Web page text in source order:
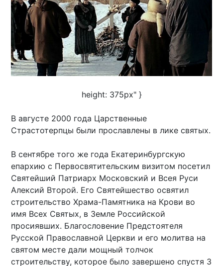
height: 375px" }
В августе 2000 года Царственные
Страстотерпцы были прославлены в лике святых.
В сентябре того же года Екатеринбургскую
епархию с Первосвятительским визитом посетил
Святейший Патриарх Московский и Всея Руси
Алексий Второй. Его Святейшество освятил
строительство Храма-Памятника на Крови во
имя Всех Святых, в Земле Российской
просиявших. Благословение Предстоятеля
Русской Православной Церкви и его молитва на
святом месте дали мощный толчок
строительству, которое было завершено спустя 3